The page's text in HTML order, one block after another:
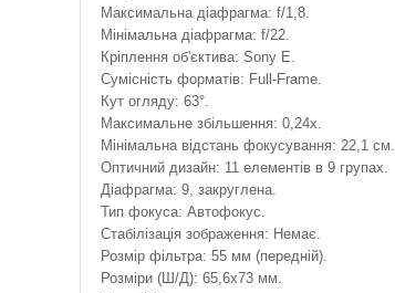
Максимальна діафрагма: f/1,8.
Мінімальна діафрагма: f/22.
Кріплення об'єктива: Sony E.
Сумісність форматів: Full-Frame.
Кут огляду: 63°.
Максимальне збільшення: 0,24x.
Мінімальна відстань фокусування: 22,1 см.
Оптичний дизайн: 11 елементів в 9 групах.
Діафрагма: 9, закруглена.
Тип фокуса: Автофокус.
Стабілізація зображення: Немає.
Розмір фільтра: 55 мм (передній).
Розміри (Ш/Д): 65,6х73 мм.